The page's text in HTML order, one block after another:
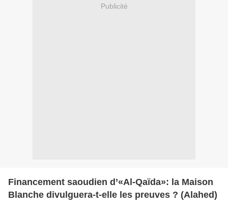
Publicité
Financement saoudien d’«Al-Qaïda»: la Maison
Blanche divulguera-t-elle les preuves ? (Alahed)